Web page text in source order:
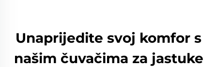
Unaprijedite svoj komfor s
našim čuvačima za jastuke